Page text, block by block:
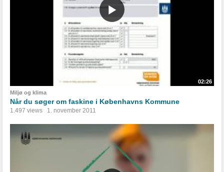
02:26
Miljø og klima
Når du søger om faskine i Københavns Kommune
1.497 views 1. november 2011